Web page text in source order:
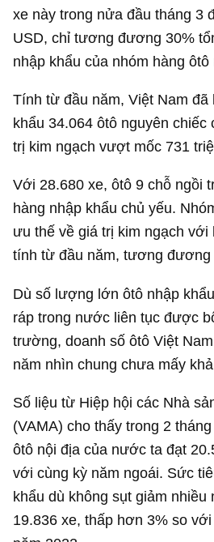
xe này trong nửa đầu tháng 3
USD, chỉ tương đương 30%
nhập khẩu của nhóm hàng ôtô
Tính từ đầu năm, Việt Nam đã
khẩu 34.064 ôtô nguyên chiếc
trị kim ngạch vượt mốc 731
Với 28.680 xe, ôtô 9 chỗ ngồi
hàng nhập khẩu chủ yếu.
ưu thế về giá trị kim ngạch
tính từ đầu năm, tương đương
Dù số lượng lớn ôtô nhập
ráp trong nước liên tục được
trường, doanh số ôtô Việt
năm nhìn chung chưa mấy
Số liệu từ Hiệp hội các Nhà
(VAMA) cho thấy trong 2
ôtô nội địa của nước ta đạt
với cùng kỳ năm ngoái. Sức
khẩu dù không sụt giảm nhiều
19.836 xe, thấp hơn 3% so